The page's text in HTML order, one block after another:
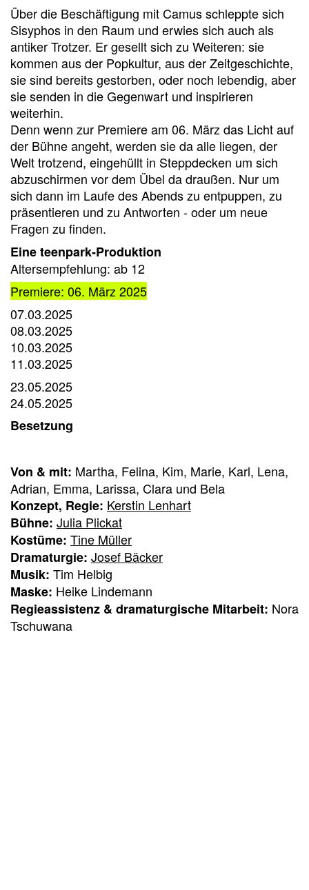
Über die Beschäftigung mit Camus schleppte sich
Sisyphos in den Raum und erwies sich auch als
antiker Trotzer. Er gesellt sich zu Weiteren: sie
kommen aus der Popkultur, aus der Zeitgeschichte,
sie sind bereits gestorben, oder noch lebendig, aber
sie senden in die Gegenwart und inspirieren
weiterhin.
Denn wenn zur Premiere am 06. März das Licht auf
der Bühne angeht, werden sie da alle liegen, der
Welt trotzend, eingehüllt in Steppdecken um sich
abzuschirmen vor dem Übel da draußen. Nur um
sich dann im Laufe des Abends zu entpuppen, zu
präsentieren und zu Antworten - oder um neue
Fragen zu finden.
Eine teenpark-Produktion
Altersempfehlung: ab 12
Premiere: 06. März 2025
07.03.2025
08.03.2025
10.03.2025
11.03.2025
23.05.2025
24.05.2025
Besetzung
Von & mit: Martha, Felina, Kim, Marie, Karl, Lena,
Adrian, Emma, Larissa, Clara und Bela
Konzept, Regie: Kerstin Lenhart
Bühne: Julia Plickat
Kostüme: Tine Müller
Dramaturgie: Josef Bäcker
Musik: Tim Helbig
Maske: Heike Lindemann
Regieassistenz & dramaturgische Mitarbeit: Nora
Tschuwana